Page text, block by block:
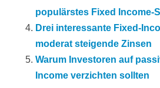
populärstes Fixed Income-
Drei interessante Fixed-
moderat steigende Zinsen
Warum Investoren auf
Income verzichten sollten